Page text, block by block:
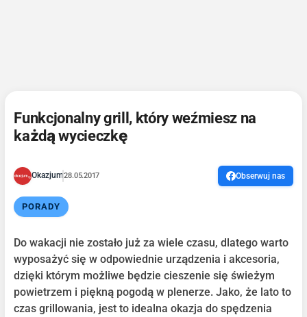
Funkcjonalny grill, który weźmiesz na
każdą wycieczkę
Okazjum28.05.2017 Obserwuj nas
PORADY
Do wakacji nie zostało już za wiele czasu, dlatego warto
wyposażyć się w odpowiednie urządzenia i akcesoria,
dzięki którym możliwe będzie cieszenie się świeżym
powietrzem i piękną pogodą w plenerze. Jako, że lato to
czas grillowania, jest to idealna okazja do spędzenia